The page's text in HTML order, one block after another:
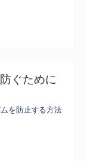
ぐために
を防止する方法